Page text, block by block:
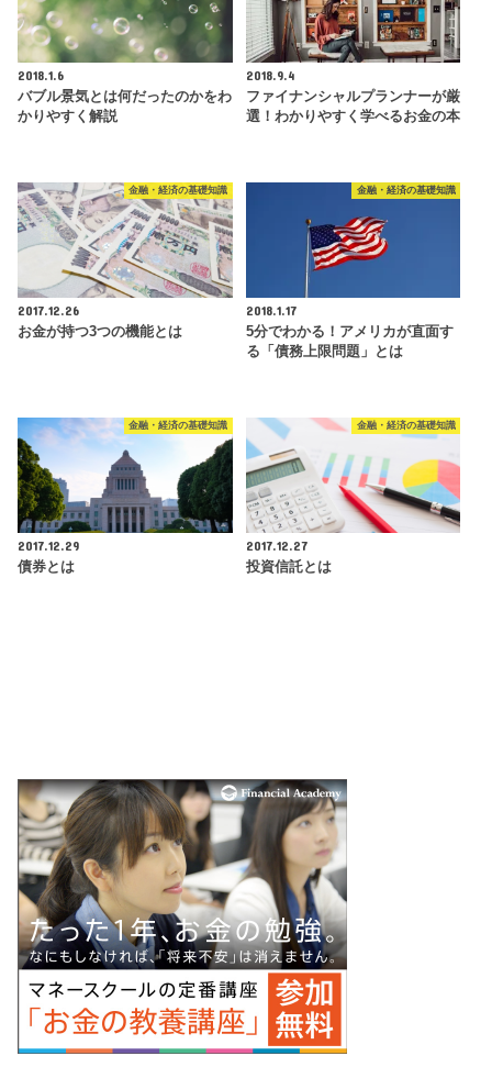
2018.1.6
バブル景気とは何だったのかをわ
かりやすく解説
2018.9.4
ファイナンシャルプランナーが厳
選！わかりやすく学べるお金の本
金融・経済の基礎知識
2017.12.26
お金が持つ3つの機能とは
金融・経済の基礎知識
2018.1.17
5分でわかる！アメリカが直面す
る「債務上限問題」とは
金融・経済の基礎知識
2017.12.29
債券とは
金融・経済の基礎知識
2017.12.27
投資信託とは